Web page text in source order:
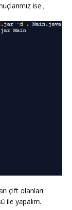
ise ;
çift olanları
ile yapalım.